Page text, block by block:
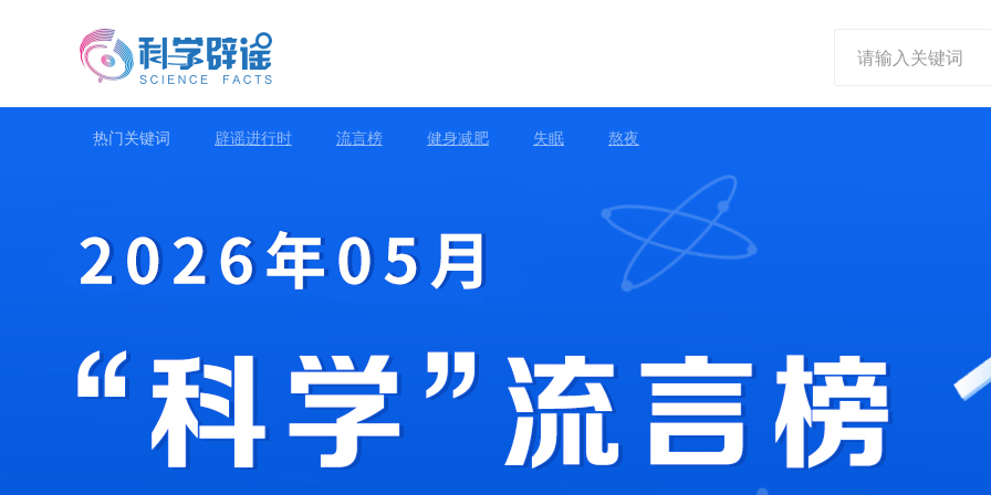
热门关键词 辟谣进行时 流言榜 健身减肥 失眠 熬夜